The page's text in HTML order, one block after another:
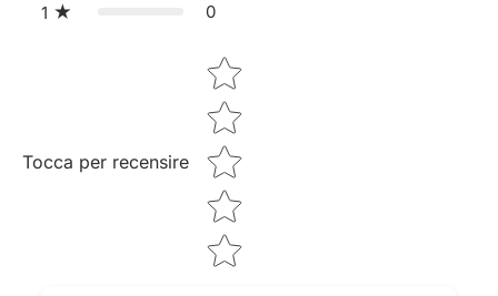
1 0
Tocca per recensire
Star rating